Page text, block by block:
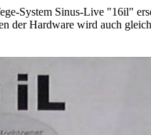
System Sinus-Live "16il"
der Hardware wird auch